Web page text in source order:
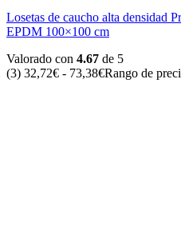
Losetas de caucho alta densidad
EPDM 100×100 cm
Valorado con 4.67 de 5
(3) 32,72€ - 73,38€Rango de